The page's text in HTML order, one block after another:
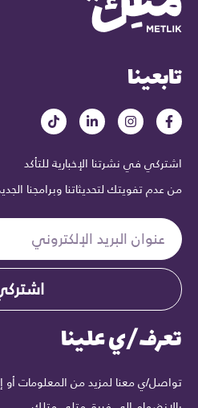
تابعينا
اشتركي في نشرتنا الإخبارية للتأكد
من عدم تفويتك لتحديثاتنا وبرامجنا
تعرف/ي علينا
تواصل/ي معنا لمزيد من المعلومات